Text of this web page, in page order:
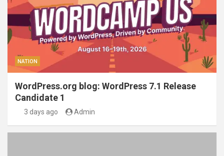
NATION
WordPress.org blog: WordPress 7.1 Release
Candidate 1
3 days ago Admin